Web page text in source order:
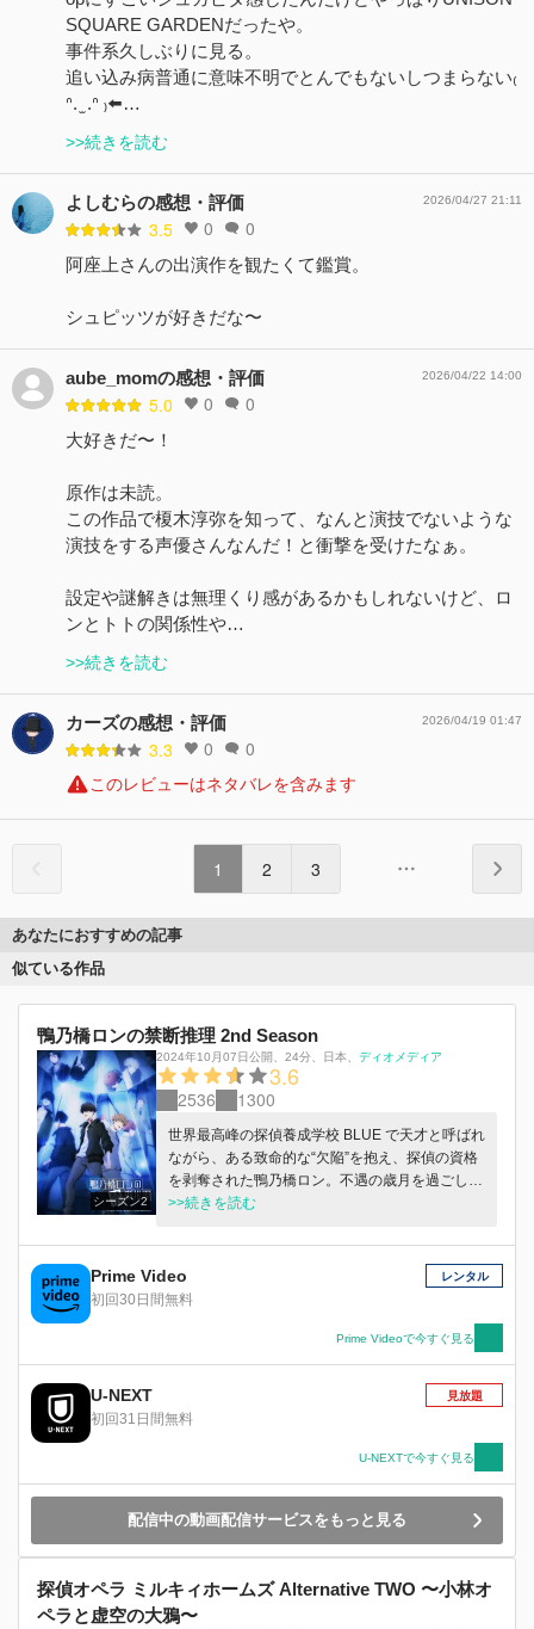
SQUARE GARDENだったや。
事件系久しぶりに見る。
追い込み病普通に意味不明でとんでもないしつまらない₍
ᐢ. ̫ .ᐢ ₎⬅️…
>>続きを読む
よしむらの感想・評価
3.5 0 0
2026/04/27 21:11
阿座上さんの出演作を観たくて鑑賞。
シュピッツが好きだな〜
aube_momの感想・評価
5.0 0 0
2026/04/22 14:00
大好きだ〜！
原作は未読。
この作品で榎木淳弥を知って、なんと演技でないような
演技をする声優さんなんだ！と衝撃を受けたなぁ。
設定や謎解きは無理くり感があるかもしれないけど、ロ
ンとトトの関係性や…
>>続きを読む
カーズの感想・評価
3.3 0 0
2026/04/19 01:47
このレビューはネタバレを含みます
1 2 3
あなたにおすすめの記事
似ている作品
鴨乃橋ロンの禁断推理 2nd Season
シーズン2
2024年10月07日公開、 24分、 日本、 ディオメディア
3.6
2536 1300
世界最高峰の探偵養成学校 BLUE で天才と呼ばれ
ながら、ある致命的な“欠陥”を抱え、探偵の資格
を剥奪された鴨乃橋ロン。不遇の歳月を過ごした
彼の運命は、警視庁捜査一課の一色都々丸――通
を解くロンと、捜査に動くトト。難事件を次々と
解決する二人は、次第に名コンビとなっていく。
そんなロンの行動に目を光らせる BLUE の内部に
メリッヒは、ロンを追放するきっかけとなった
「血の実習事件」が何者かに仕組まれたものだと
語る。裏にいたのは、数多くの未解決事件に関わ
る「史上最悪の犯罪一族」――M 家だった。当主
の名は、マイロ・モリアーティ。彼はロンにさら
なる絶望を与えるため、妹のウィンターを日本に
送り込む。ロンとマイロ、両者の間にある因縁と
は……!?
>>続きを読む
Prime Video
初回30日間無料
レンタル
Prime Videoで今すぐ見る
U-NEXT
初回31日間無料
見放題
U-NEXTで今すぐ見る
配信中の動画配信サービスをもっと見る
探偵オペラ ミルキィホームズ Alternative TWO 〜小林オ
ペラと虚空の大鴉〜